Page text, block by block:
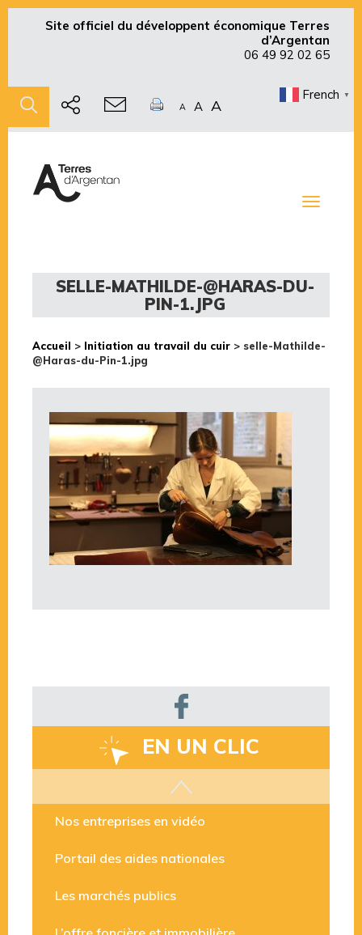
Site officiel du développent économique Terres
d’Argentan
06 49 92 02 65
A A A
French ▼
Toggle
SELLE-MATHILDE-@HARAS-DU-
PIN-1.JPG
Accueil > Initiation au travail du cuir > selle-Mathilde-
@Haras-du-Pin-1.jpg
EN UN CLIC
Les aides disponibles
Nos entreprises en vidéo
Portail des aides nationales
Les marchés publics